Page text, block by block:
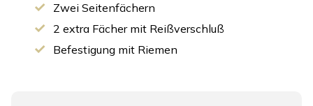
Zwei Seitenfächern
2 extra Fächer mit Reißverschluß
Befestigung mit Riemen